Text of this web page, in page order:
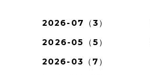
2026-07（3）
2026-05（5）
2026-03（7）